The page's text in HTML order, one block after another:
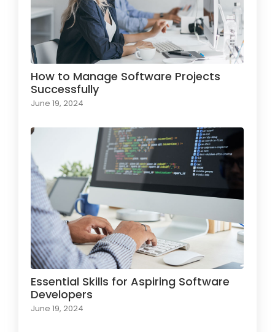
How to Manage Software Projects
Successfully
June 19, 2024
Essential Skills for Aspiring Software
Developers
June 19, 2024